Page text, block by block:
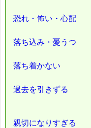
恐れ・怖い・心配
落ち込み・憂うつ
落ち着かない
過去を引きずる
親切になりすぎる